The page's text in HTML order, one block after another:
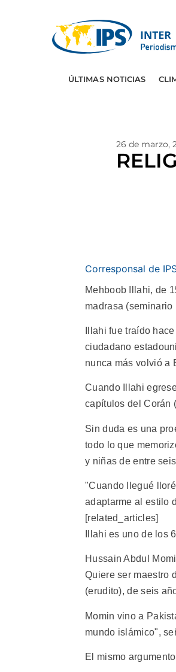
ÚLTIMAS NOTICIAS
26 de marzo,
Corresponsal de
Mehboob Illahi, de
madrasa
Illahi fue traído
ciudadano
nunca más volvió a
Cuando Illahi
capítulos del Corán
Sin duda es una
todo lo que
y niñas de entre
"Cuando llegué
adaptarme al estilo
[related_articles]
Illahi es uno de los
Hussain Abdul
Quiere ser maestro
(erudito), de seis
Momin vino a
mundo islámico",
El mismo